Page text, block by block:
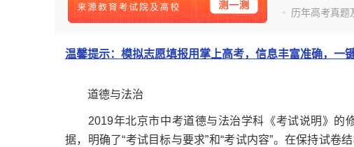
历年高考真题
温馨提示：模拟志愿填报用掌上高考，信息丰富准确，一
道德与法治
2019年北京市中考道德与法治学科《考试说明》的
据，明确了“考试目标与要求”和“考试内容”。在保持试